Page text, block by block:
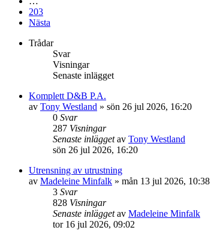
203
Nästa
Trådar
Svar
Visningar
Senaste inlägget
Komplett D&B P.A.
av Tony Westland » sön 26 jul 2026, 16:20
0 Svar
287 Visningar
Senaste inläggetav Tony Westland
sön 26 jul 2026, 16:20
Utrensning av utrustning
av Madeleine Minfalk » mån 13 jul 2026, 10:38
3 Svar
828 Visningar
Senaste inläggetav Madeleine Minfalk
tor 16 jul 2026, 09:02